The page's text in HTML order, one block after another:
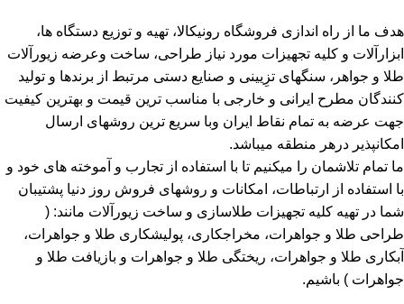
هدف ما از راه اندازی فروشگاه رونیکالا، تهیه و توزیع دستگاه ها،
ابزارآلات و کلیه تجهیزات مورد نیاز طراحی، ساخت وعرضه زیورآلات
طلا و جواهر، سنگهای تزِیینی و صنایع دستی مرتبط از برندها و تولید
کنندگان مطرح ایرانی و خارجی با مناسب ترین قیمت و بهترین کیفیت
جهت عرضه به تمام نقاط ایران وبا سریع ترین روشهای ارسال
امکانپذیر درهر منطقه میباشد.
ما تمام تلاشمان را میکنیم تا با استفاده از تجارب و آموخته های خود و
با استفاده از ارتباطات، امکانات و روشهای فروش روز دنیا پشتیبان
شما در تهیه کلیه تجهیزات طلاسازی و ساخت زیورآلات مانند: (
طراحی طلا و جواهرات، مخراجکاری، پولیشکاری طلا و جواهرات،
آبکاری طلا و جواهرات، ریختگی طلا و جواهرات و بازیافت طلا و
جواهرات ) باشیم.